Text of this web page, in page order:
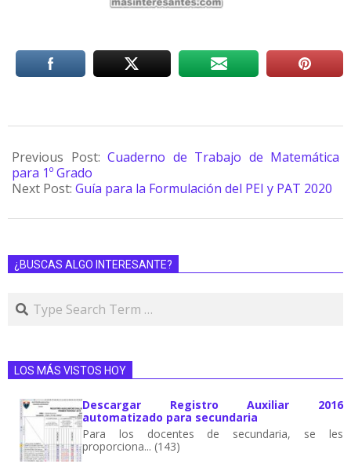
Previous Post: Cuaderno de Trabajo de Matemática
para 1º Grado
Next Post: Guía para la Formulación del PEI y PAT 2020
¿BUSCAS ALGO INTERESANTE?
LOS MÁS VISTOS HOY
Descargar Registro Auxiliar 2016
automatizado para secundaria
Para los docentes de secundaria, se les
proporciona... (143)